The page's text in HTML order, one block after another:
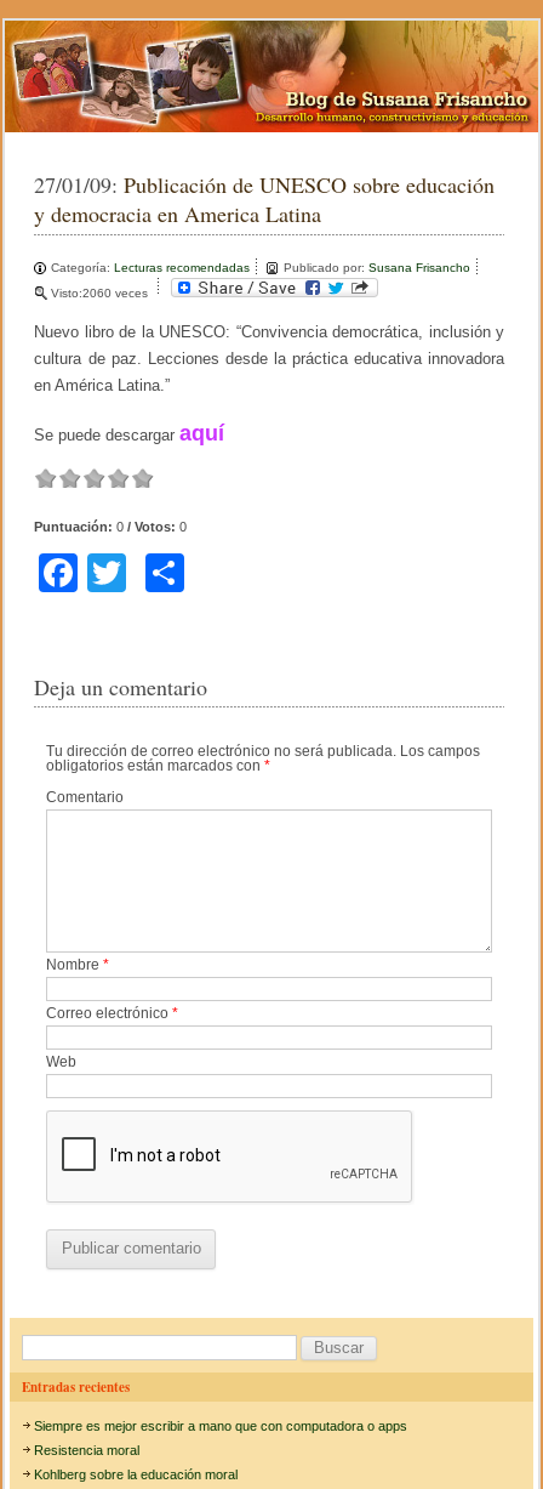
27/01/09:Publicación de UNESCO sobre educación
y democracia en America Latina
Categoría:Lecturas recomendadas Publicado por:Susana Frisancho
Visto:2060 veces
Nuevo libro de la UNESCO: “Convivencia democrática, inclusión y
cultura de paz. Lecciones desde la práctica educativa innovadora
en América Latina.”
Se puede descargaraquí
Puntuación:0 / Votos:0
F
e
o
o
er p
tir
Deja un comentario
Tu dirección de correo electrónico no será publicada. Los campos
obligatorios están marcados con*
Comentario
Nombre*
Correo electrónico*
Web
u
c
a
Entradas recientes
Siempre es mejor escribir a mano que con computadora o apps
Resistencia moral
Kohlberg sobre la educación moral